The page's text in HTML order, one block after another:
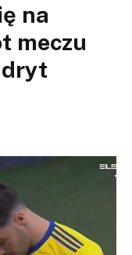
na
meczu